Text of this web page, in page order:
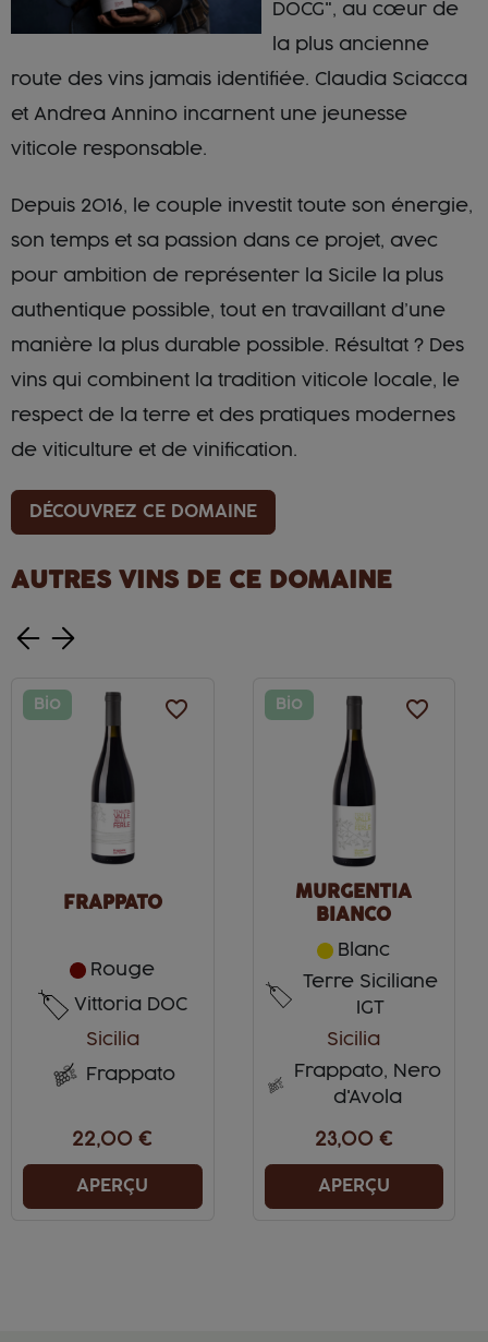
DOCG", au cœur de
la plus ancienne
route des vins jamais identifiée. Claudia Sciacca
et Andrea Annino incarnent une jeunesse
viticole responsable.
Depuis 2016, le couple investit toute son énergie,
son temps et sa passion dans ce projet, avec
pour ambition de représenter la Sicile la plus
authentique possible, tout en travaillant d’une
manière la plus durable possible. Résultat ? Des
vins qui combinent la tradition viticole locale, le
respect de la terre et des pratiques modernes
de viticulture et de vinification.
DÉCOUVREZ CE DOMAINE
AUTRES VINS DE CE DOMAINE
favorite_border
Bio
FRAPPATO
Rouge
Vittoria DOC
Sicilia
Frappato
22,00 €
APERÇU
favorite_border
Bio
MURGENTIA
BIANCO
Blanc
Terre Siciliane
IGT
Sicilia
Frappato, Nero
d'Avola
23,00 €
APERÇU